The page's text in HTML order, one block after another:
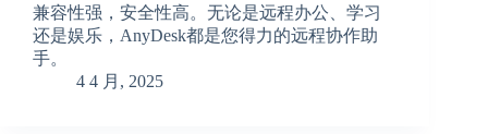
兼容性强，安全性高。无论是远程办公、学习
还是娱乐，AnyDesk都是您得力的远程协作助
手。
4 4 月, 2025